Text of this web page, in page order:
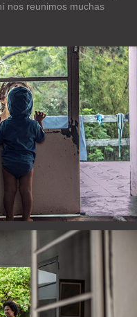
nos reunimos muchas